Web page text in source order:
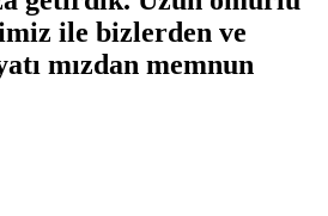
ile bizlerden ve
mızdan memnun